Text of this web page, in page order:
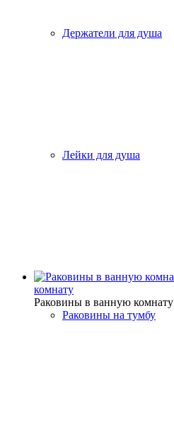
Держатели для душа
Лейки для душа
комнату
Раковины в ванную комнату
Раковины на тумбу